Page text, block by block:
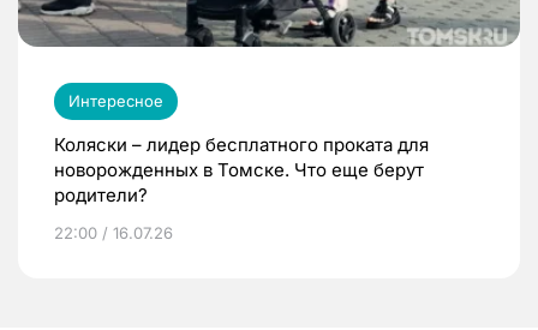
Интересное
Коляски – лидер бесплатного проката для
новорожденных в Томске. Что еще берут
родители?
22:00 / 16.07.26